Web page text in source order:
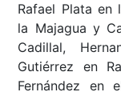
Rafael Plata en
la Majagua y
Cadillal,
Gutiérrez en
Fernández en